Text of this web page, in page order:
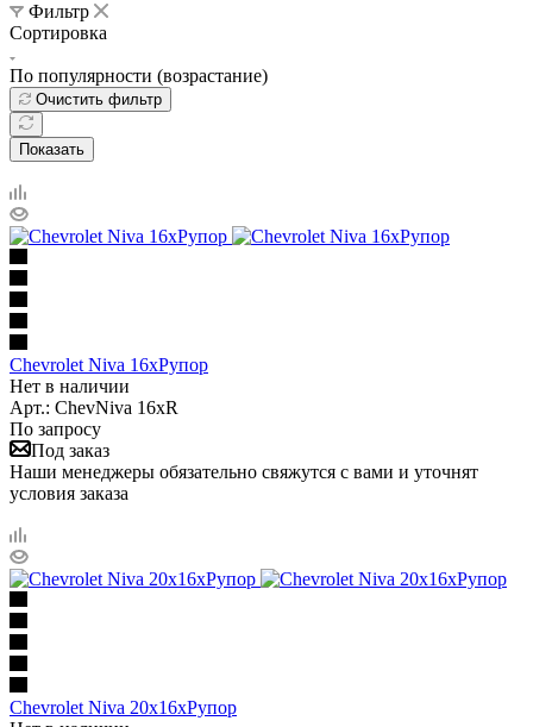
Фильтр
Сортировка
По популярности (возрастание)
Очистить фильтр
Показать
Chevrolet Niva 16xРупор
Нет в наличии
Арт.: ChevNiva 16xR
По запросу
Под заказ
Наши менеджеры обязательно свяжутся с вами и уточнят
условия заказа
Chevrolet Niva 20x16xРупор